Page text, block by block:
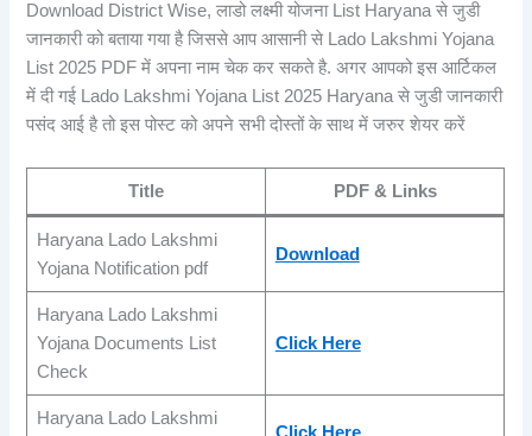
Download District Wise, लाडो लक्ष्मी योजना List Haryana से जुडी
जानकारी को बताया गया है जिससे आप आसानी से Lado Lakshmi Yojana
List 2025 PDF में अपना नाम चेक कर सकते है. अगर आपको इस आर्टिकल
में दी गई Lado Lakshmi Yojana List 2025 Haryana से जुडी जानकारी
पसंद आई है तो इस पोस्ट को अपने सभी दोस्तों के साथ में जरुर शेयर करें
Title PDF & Links
Haryana Lado Lakshmi
Yojana Notification pdf
Download
Haryana Lado Lakshmi
Yojana Documents List
Check
Click Here
Haryana Lado Lakshmi
Click Here